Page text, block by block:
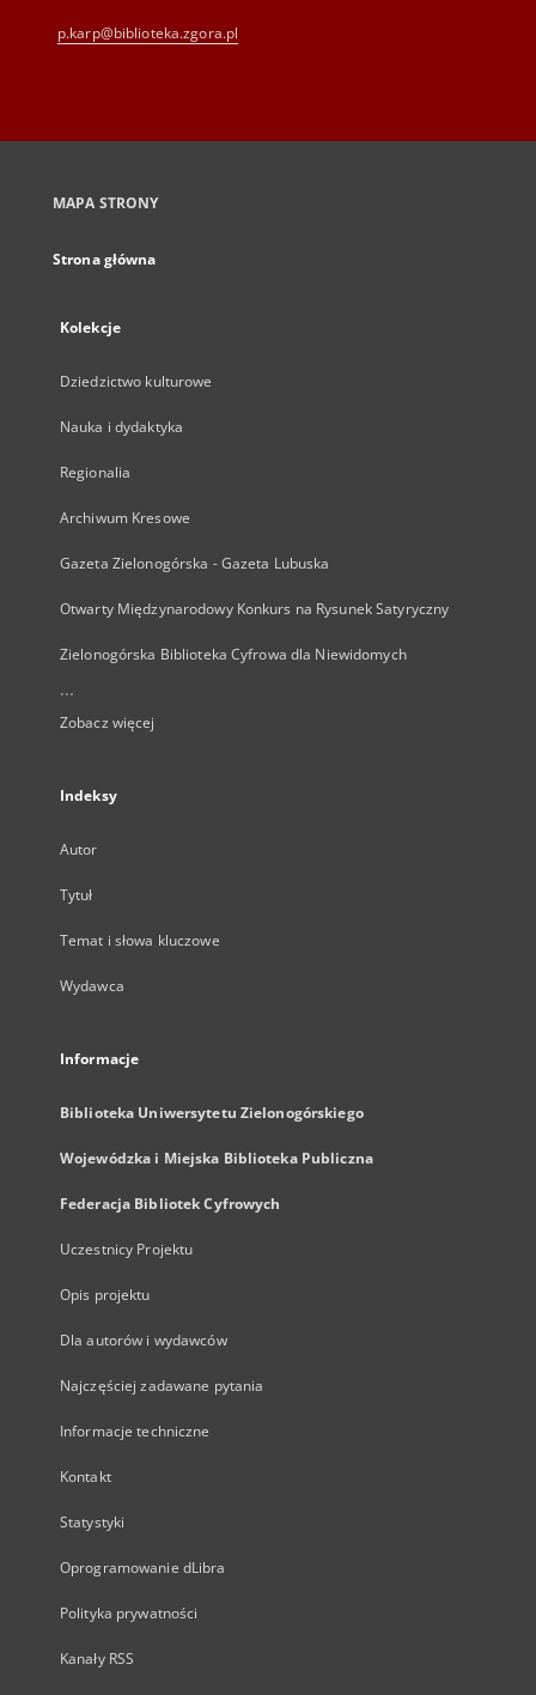
p.karp@biblioteka.zgora.pl
MAPA STRONY
Strona główna
Kolekcje
Dziedzictwo kulturowe
Nauka i dydaktyka
Regionalia
Archiwum Kresowe
Gazeta Zielonogórska - Gazeta Lubuska
Otwarty Międzynarodowy Konkurs na Rysunek Satyryczny
Zielonogórska Biblioteka Cyfrowa dla Niewidomych
...
Zobacz więcej
Indeksy
Autor
Tytuł
Temat i słowa kluczowe
Wydawca
Informacje
Biblioteka Uniwersytetu Zielonogórskiego
Wojewódzka i Miejska Biblioteka Publiczna
Federacja Bibliotek Cyfrowych
Uczestnicy Projektu
Opis projektu
Dla autorów i wydawców
Najczęściej zadawane pytania
Informacje techniczne
Kontakt
Statystyki
Oprogramowanie dLibra
Polityka prywatności
Kanały RSS